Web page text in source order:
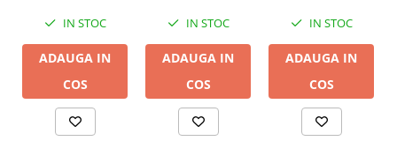
IN STOC
ADAUGA IN
COS
IN STOC
ADAUGA IN
COS
IN STOC
ADAUGA IN
COS